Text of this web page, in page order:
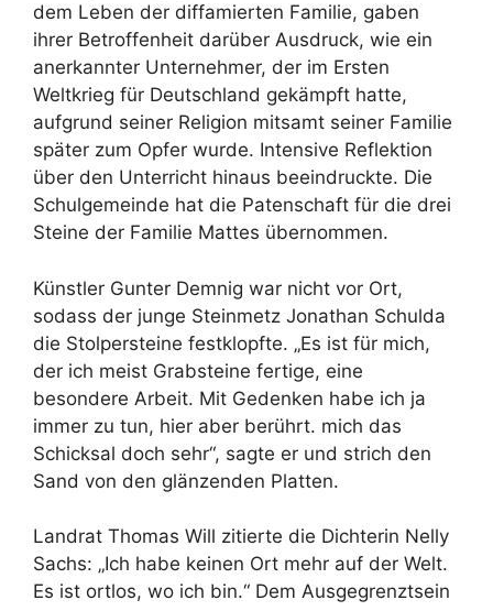
dem Leben der diffamierten Familie, gaben
ihrer Betroffenheit darüber Ausdruck, wie ein
anerkannter Unternehmer, der im Ersten
Weltkrieg für Deutschland gekämpft hatte,
aufgrund seiner Religion mitsamt seiner Familie
später zum Opfer wurde. Intensive Reflektion
über den Unterricht hinaus beeindruckte. Die
Schulgemeinde hat die Patenschaft für die drei
Steine der Familie Mattes übernommen.
Künstler Gunter Demnig war nicht vor Ort,
sodass der junge Steinmetz Jonathan Schulda
die Stolpersteine festklopfte. „Es ist für mich,
der ich meist Grabsteine fertige, eine
besondere Arbeit. Mit Gedenken habe ich ja
immer zu tun, hier aber berührt. mich das
Schicksal doch sehr“, sagte er und strich den
Sand von den glänzenden Platten.
Landrat Thomas Will zitierte die Dichterin Nelly
Sachs: „Ich habe keinen Ort mehr auf der Welt.
Es ist ortlos, wo ich bin.“ Dem Ausgegrenztsein